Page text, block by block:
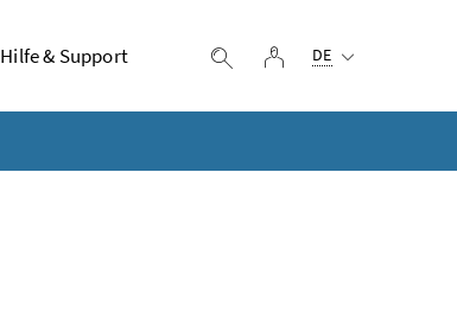
Hilfe & Support Suche einblenden
Login
DE